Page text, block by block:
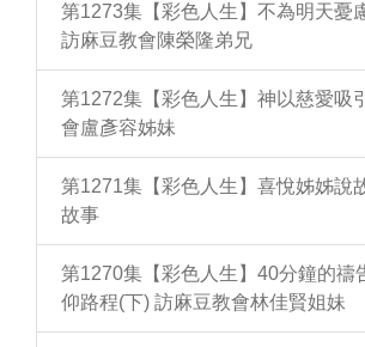
第1273集【彩色人生】不為明天憂
訪麻豆教會陳榮隆弟兄
第1272集【彩色人生】神以慈愛吸
會盧彥容姊妹
第1271集【彩色人生】喜悅姊姊說
故事
第1270集【彩色人生】40分鐘的禱
仰路程(下) 訪麻豆教會林佳賢姐妹